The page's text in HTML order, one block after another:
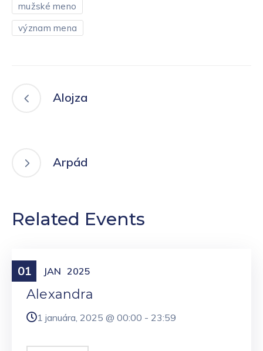
mužské meno
význam mena
Alojza
Arpád
Related Events
01 JAN 2025
Meniny
Alexandra
1 januára, 2025 @ 00:00 - 23:59